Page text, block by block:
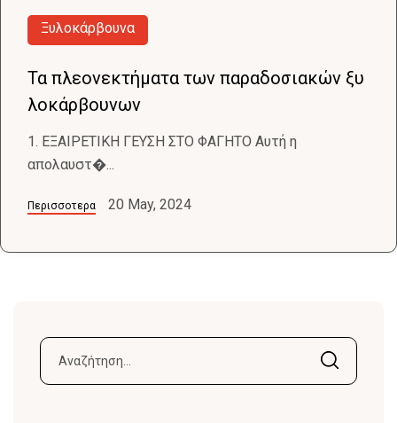
Ξυλοκάρβουνα
Τα πλεονεκτήματα των παραδοσιακών ξυ
λοκάρβουνων
1. ΕΞΑΙΡΕΤΙΚΗ ΓΕΥΣΗ ΣΤΟ ΦΑΓΗΤΟ Αυτή η
απολαυστ�...
Περισσοτερα 20 May, 2024
Αναζήτηση
για: